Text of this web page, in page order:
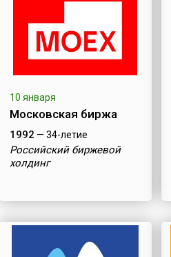
10 января
Московская биржа
1992 — 34-летие
Российский биржевой
холдинг